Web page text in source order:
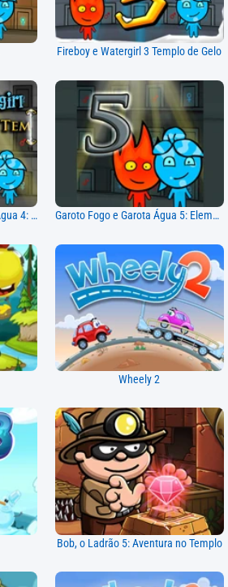
Fireboy e Watergirl 3 Templo de Gelo
Garoto de Fogo e Garota da Água 4: Templo de Cristal Garoto Fogo e Garota Água 5: Elementos
Wheely 2
Bob, o Ladrão 5: Aventura no Templo